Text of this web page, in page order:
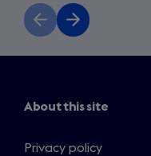
Previous
slide
Next
slide
About this site
Privacy policy